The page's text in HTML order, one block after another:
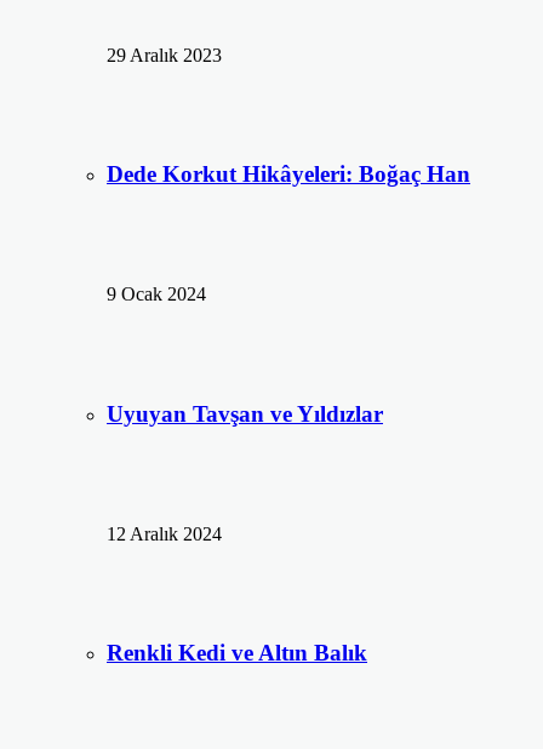
29 Aralık 2023
Dede Korkut Hikâyeleri: Boğaç Han
9 Ocak 2024
Uyuyan Tavşan ve Yıldızlar
12 Aralık 2024
Renkli Kedi ve Altın Balık